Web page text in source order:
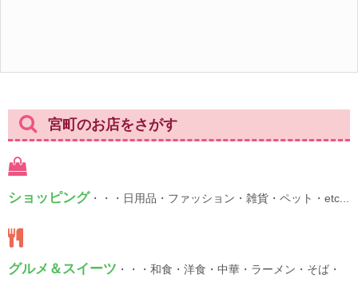
宮町のお店をさがす
ショッピング ・・・日用品・ファッション・雑貨・ペット・etc...
グルメ＆スイーツ ・・・和食・洋食・中華・ラーメン・そば・